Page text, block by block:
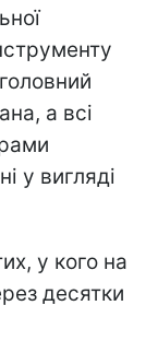
а всі
у вигляді
у кого на
десятки